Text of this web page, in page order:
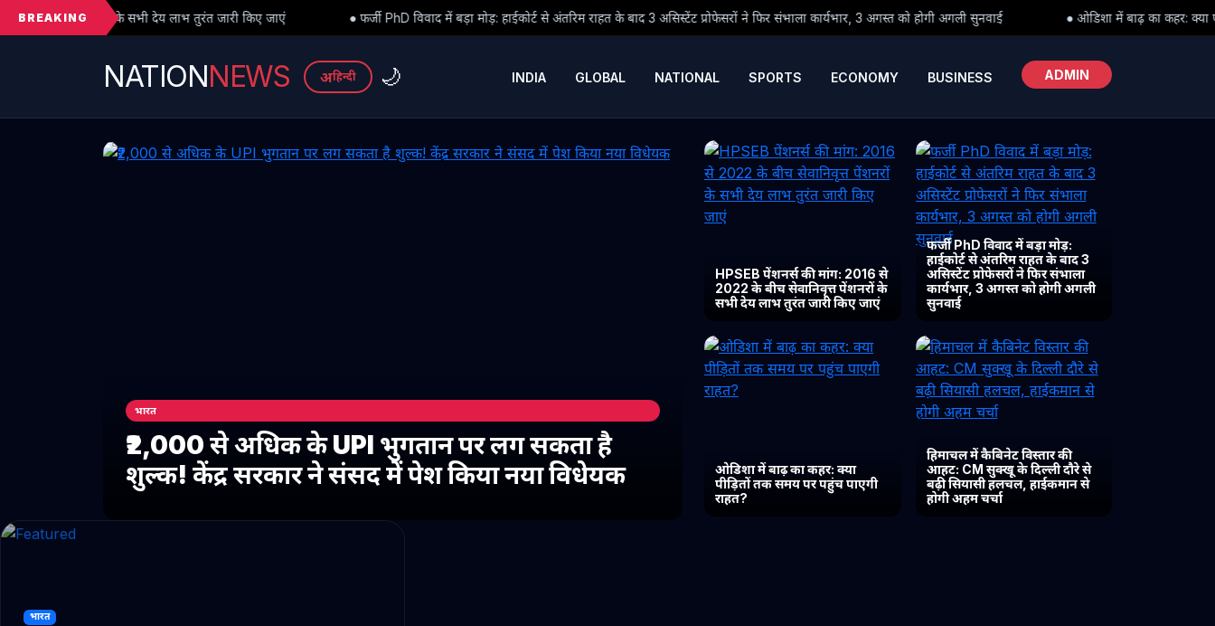
BREAKING
लाभ तुरंत जारी किए जाएं ● फर्जी PhD विवाद में बड़ा मोड़: हाईकोर्ट से अंतरिम राहत के बाद 3 असिस्टेंट प्रोफेसरों ने फिर संभाला कार्यभार, 3 अगस्त को होगी अगली सुनवाई ● ओडिशा में बाढ़ का कहर: क्या पीड़ितों तक समय पर पहुंच
NATIONNEWS अहिन्दी 🌙 INDIA GLOBAL NATIONAL SPORTS ECONOMY BUSINESS ADMIN
भारत
₹2,000 से अधिक के UPI भुगतान पर लग सकता है
शुल्क! केंद्र सरकार ने संसद में पेश किया नया विधेयक
HPSEB पेंशनर्स की मांग: 2016 से
2022 के बीच सेवानिवृत्त पेंशनरों के
सभी देय लाभ तुरंत जारी किए जाएं
फर्जी PhD विवाद में बड़ा मोड़:
हाईकोर्ट से अंतरिम राहत के बाद 3
असिस्टेंट प्रोफेसरों ने फिर संभाला
कार्यभार, 3 अगस्त को होगी अगली
सुनवाई
ओडिशा में बाढ़ का कहर: क्या
पीड़ितों तक समय पर पहुंच पाएगी
राहत?
हिमाचल में कैबिनेट विस्तार की
आहट: CM सुक्खू के दिल्ली दौरे से
बढ़ी सियासी हलचल, हाईकमान से
होगी अहम चर्चा
भारत